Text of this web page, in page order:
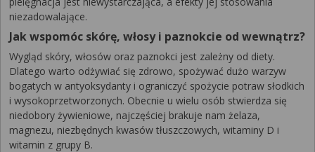
niezadowalające.
Jak wspomóc skórę, włosy i paznokcie od wewnątrz?
Wygląd skóry, włosów oraz paznokci jest zależny od diety.
Dlatego warto odżywiać się zdrowo, spożywać dużo warzyw
bogatych w antyoksydanty i ograniczyć spożycie potraw słodkich
i wysokoprzetworzonych. Obecnie u wielu osób stwierdza się
niedobory żywieniowe, najczęściej brakuje nam żelaza,
magnezu, niezbędnych kwasów tłuszczowych, witaminy D i
witamin z grupy B.